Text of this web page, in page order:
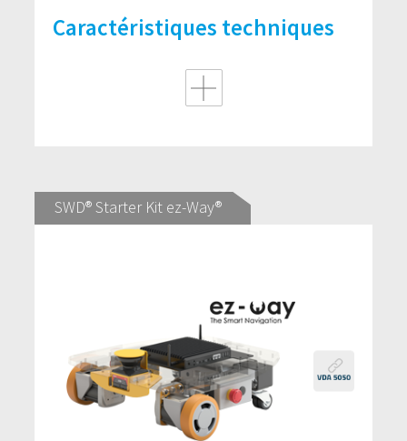
Caractéristiques techniques
SWD® Starter Kit ez-Way®